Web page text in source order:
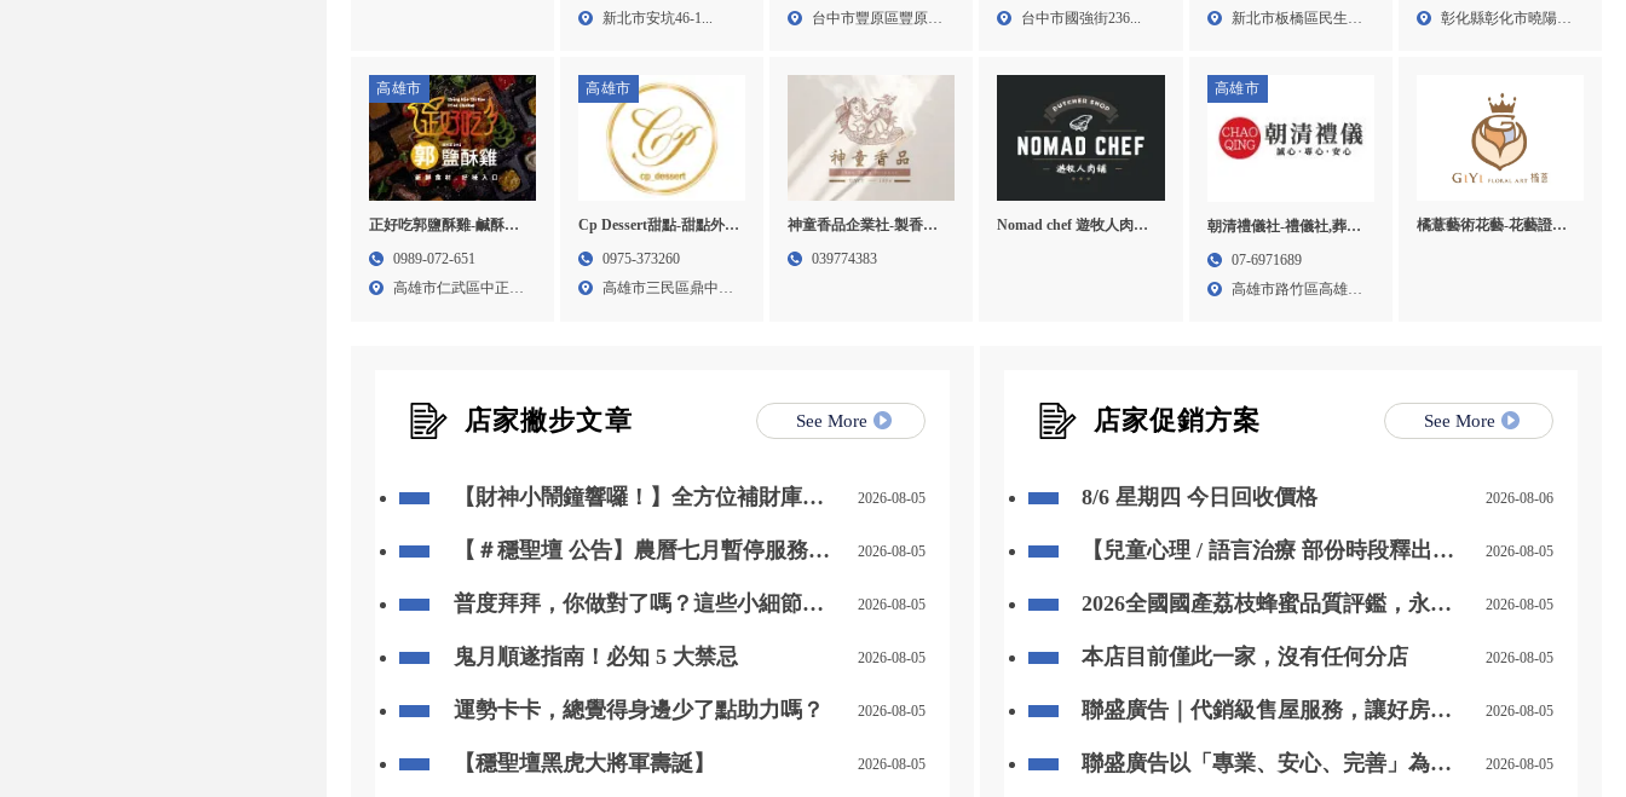
新北市安坑46-1...
台中市豐原區豐原大
台中市國強街236...
新北市板橋區民生路
彰化縣彰化市曉陽路
高雄市
正好吃郭鹽酥雞-鹹酥雞
加盟,鹹酥雞創業,高雄鹹
0989-072-651
高雄市仁武區中正路
高雄市
Cp Dessert甜點-甜點外
燴,甜點店,高雄甜點外燴,
0975-373260
高雄市三民區鼎中路
神童香品企業社-製香廠,
製香工廠,宜蘭製香廠,環
039774383
Nomad chef 遊牧人肉舖-
高雄市
朝清禮儀社-禮儀社,葬儀
社,高雄禮儀社,高雄葬儀
葬儀社
07-6971689
高雄市路竹區高雄市
橘薏藝術花藝-花藝證照,
店家撇步文章 See More
【財神小鬧鐘響囉！】全方位補財庫幫
2026-08-05
【＃穩聖壇 公告】農曆七月暫停服務通
2026-08-05
普度拜拜，你做對了嗎？這些小細節別
2026-08-05
鬼月順遂指南！必知 5 大禁忌 2026-08-05
運勢卡卡，總覺得身邊少了點助力嗎？ 2026-08-05
【穩聖壇黑虎大將軍壽誕】 2026-08-05
店家促銷方案 See More
8/6 星期四 今日回收價格 2026-08-06
【兒童心理 / 語言治療 部份時段釋出｜
2026-08-05
2026全國國產荔枝蜂蜜品質評鑑，永順
2026-08-05
本店目前僅此一家，沒有任何分店 2026-08-05
聯盛廣告｜代銷級售屋服務，讓好房子
2026-08-05
聯盛廣告以「專業、安心、完善」為核
2026-08-05